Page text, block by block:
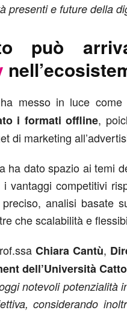
presenti e future della
può
messo in luce come
i formati offline,
di marketing
ha dato spazio ai temi
vantaggi competitivi
analisi basate
che scalabilità e
Chiara Cantù,
dell’Università
notevoli potenzialità
considerando